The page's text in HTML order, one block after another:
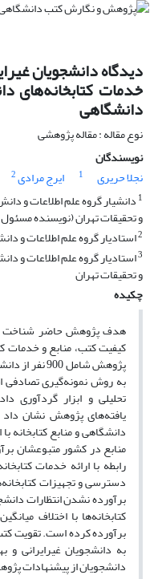
دیدگاه دانشجویان
خدمات کتابخانه‌های
دانشگاهی
نوع مقاله : مقاله پژوهشی
نویسندگان
نجلا حریری
1 ایرج مرادی2
1 دانشیار گروه علم اطلاعات و
و تحقیقات تهران (نویسنده
2استادیار گروه علم اطلاعات و
3استادیار گروه علم اطلاعات و
و تحقیقات تهران
چکیده
هدف پژوهش حاضر شناخت
کیفیت کتب، منابع و خدمات
به روش نمونه‌گیری
تحلیلی و ابزار
یافته‌های پژوهش نشان داد
منابع در کشور متبوعشان
برآورده نشدن انتظارات
برآورده کرده است. تقویت
به دانشجویان غیرایرانی و
دانشجویان از پیشنهادات